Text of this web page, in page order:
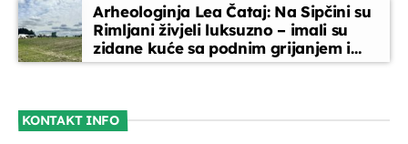
Arheologinja Lea Čataj: Na Sipčini su
Rimljani živjeli luksuzno – imali su
zidane kuće sa podnim grijanjem i
oslikanim zidovima
KONTAKT INFO